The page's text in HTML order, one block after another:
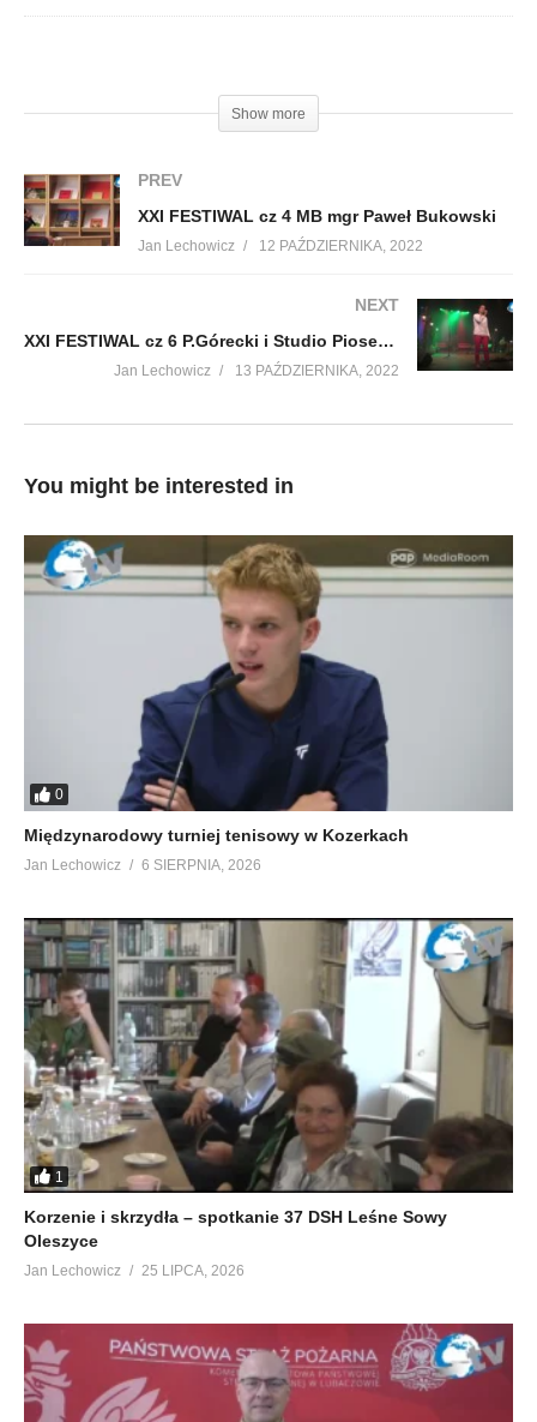
Show more
PREV
XXI FESTIWAL cz 4 MB mgr Paweł Bukowski
Jan Lechowicz 12 PAŹDZIERNIKA, 2022
NEXT
XXI FESTIWAL cz 6 P.Górecki i Studio Piosenki MDK
Jan Lechowicz 13 PAŹDZIERNIKA, 2022
You might be interested in
0
Międzynarodowy turniej tenisowy w Kozerkach
Jan Lechowicz 6 SIERPNIA, 2026
1
Korzenie i skrzydła – spotkanie 37 DSH Leśne Sowy
Oleszyce
Jan Lechowicz 25 LIPCA, 2026